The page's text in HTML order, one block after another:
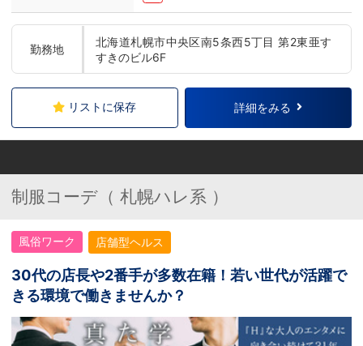
勤務地
北海道札幌市中央区南5条西5丁目 第2東亜す
すきのビル6F
リストに保存 詳細をみる
制服コーデ（ 札幌ハレ系 ）
風俗ワーク 店舗型ヘルス
30代の店長や2番手が多数在籍！若い世代が活躍で
きる環境で働きませんか？